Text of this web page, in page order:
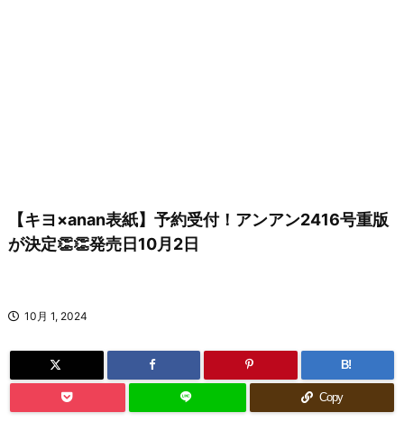
【キヨ×anan表紙】予約受付！アンアン2416号重版
が決定👏👏発売日10月2日
10月 1, 2024
B!
Copy